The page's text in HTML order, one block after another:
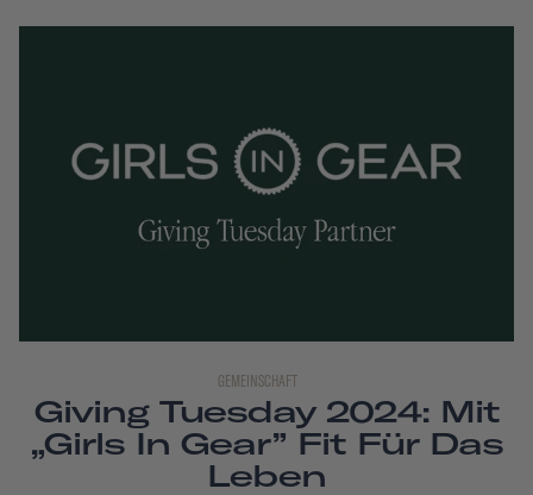
GEMEINSCHAFT
Giving Tuesday 2024: Mit
„Girls In Gear” Fit Für Das
Leben